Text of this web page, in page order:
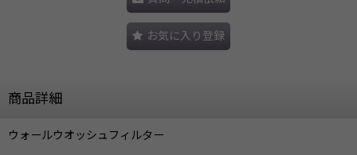
お気に入り登録
商品詳細
ウォールウオッシュフィルター